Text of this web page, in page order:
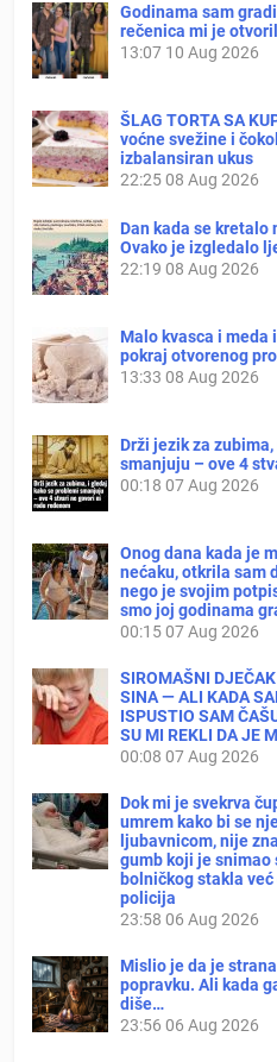
Godinama sam
rečenica mi je
13:07 10 Aug 2026
ŠLAG TORTA SA
voćne svežine i
izbalansiran ukus
22:2508 Aug 2026
Dan kada se kretalo
Ovako je izgledalo
22:19 08 Aug 2026
Malo kvasca i
pokraj otvorenog
13:33 08 Aug 2026
Drži jezik za
smanjuju – ove 4
00:18 07 Aug 2026
Onog dana kada je
nećaku, otkrila sam
nego je svojim
smo joj godinama
00:1507 Aug 2026
SIROMAŠNI
SINA — ALI KADA
ISPUSTIO SAM
SU MI REKLI DA JE
00:08 07 Aug 2026
Dok mi je svekrva
umrem kako bi se
ljubavnicom, nije
gumb koji je snimao
bolničkog stakla
policija
23:58 06 Aug 2026
Mislio je da je
popravku. Ali kada
diše…
23:56 06 Aug 2026